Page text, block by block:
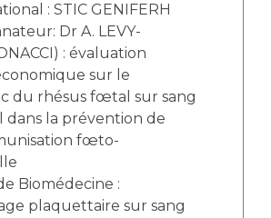
: STIC GENIFERH
Dr A. LEVY-
: évaluation
sur le
du rhésus fœtal sur sang
dans la prévention de
fœto-
Biomédecine :
plaquettaire sur sang